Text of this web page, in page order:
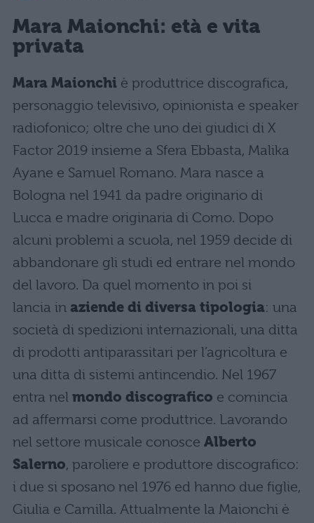
Mara Maionchi: età e vita
privata
Mara Maionchi è produttrice discografica,
personaggio televisivo, opinionista e speaker
radiofonico; oltre che uno dei giudici di X
Factor 2019 insieme a Sfera Ebbasta, Malika
Ayane e Samuel Romano. Mara nasce a
Bologna nel 1941 da padre originario di
Lucca e madre originaria di Como. Dopo
alcuni problemi a scuola, nel 1959 decide di
abbandonare gli studi ed entrare nel mondo
del lavoro. Da quel momento in poi si
lancia in aziende di diversa tipologia: una
società di spedizioni internazionali, una ditta
di prodotti antiparassitari per l’agricoltura e
una ditta di sistemi antincendio. Nel 1967
entra nel mondo discografico e comincia
ad affermarsi come produttrice. Lavorando
nel settore musicale conosce Alberto
Salerno, paroliere e produttore discografico:
i due si sposano nel 1976 ed hanno due figlie,
Giulia e Camilla. Attualmente la Maionchi è